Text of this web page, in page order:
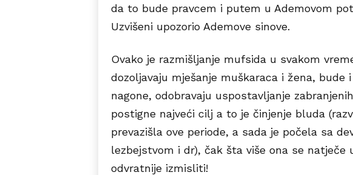
da to bude pravcem i putem u Ademovom
Uzvišeni upozorio Ademove sinove.
Ovako je razmišljanje mufsida u svakom
dozoljavaju mješanje muškaraca i žena,
nagone, odobravaju uspostavljanje
postigne najveći cilj a to je činjenje bluda
prevazišla ove periode, a sada je počela sa
lezbejstvom i dr), čak šta više ona se natječe
odvratnije izmisliti!